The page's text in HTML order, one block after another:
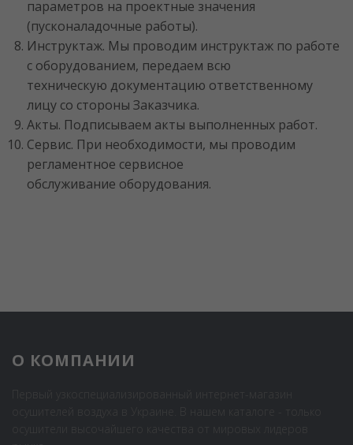
параметров на проектные значения
(пусконаладочные работы).
Инструктаж. Мы проводим инструктаж по работе
с оборудованием, передаем всю
техническую документацию ответственному
лицу со стороны Заказчика.
Акты. Подписываем акты выполненных работ.
Сервис. При необходимости, мы проводим
регламентное сервисное
обслуживание оборудования.
О КОМПАНИИ